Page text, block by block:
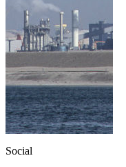
Social